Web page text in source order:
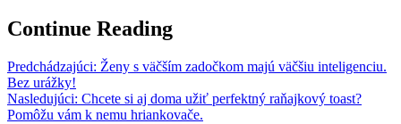
Continue Reading
Predchádzajúci: Ženy s väčším zadočkom majú väčšiu inteligenciu.
Bez urážky!
Nasledujúci: Chcete si aj doma užiť perfektný raňajkový toast?
Pomôžu vám k nemu hriankovače.